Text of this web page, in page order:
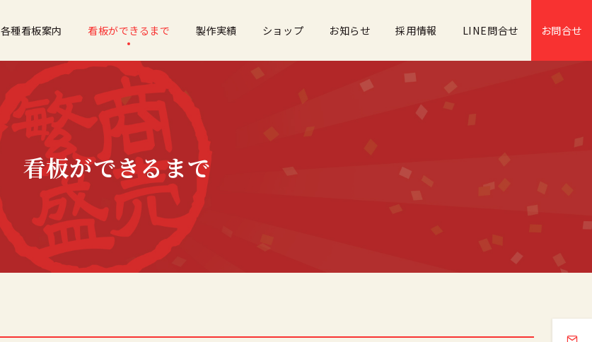
各種看板案内 看板ができるまで 製作実績 ショップ お知らせ 採用情報 LINE問合せ お問合せ
看板ができるまで